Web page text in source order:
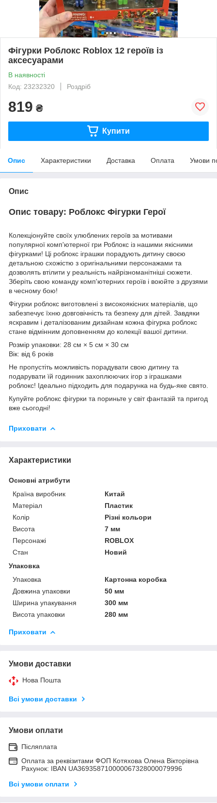
Фігурки Роблокс Roblox 12 героїв із
аксесуарами
В наявності
Код: 23232320
Роздріб
819 ₴
Купити
Опис Характеристики Доставка Оплата Умови
Опис
Опис товару: Роблокс Фігурки Герої
Колекціонуйте своїх улюблених героїв за мотивами
популярної комп'ютерної гри Роблокс із нашими якісними
фігурками! Ці роблокс іграшки порадують дитину своєю
детальною схожістю з оригінальними персонажами та
дозволять втілити у реальність найрізноманітніші сюжети.
Зберіть свою команду комп'ютерних героїв і воюйте з друзями
в чесному бою!
Фігурки роблокс виготовлені з високоякісних матеріалів, що
забезпечує їхню довговічність та безпеку для дітей. Завдяки
яскравим і деталізованим дизайнам кожна фігурка роблокс
стане відмінним доповненням до колекції вашої дитини.
Розмір упаковки: 28 см × 5 см × 30 см
Вік: від 6 років
Не пропустіть можливість порадувати свою дитину та
подарувати їй годинник захоплюючих ігор з іграшками
роблокс! Ідеально підходить для подарунка на будь-яке свято.
Купуйте роблокс фігурки та пориньте у світ фантазій та пригод
вже сьогодні!
Приховати
Характеристики
Основні атрибути
Країна виробник
Китай
Матеріал
Пластик
Колір
Різні кольори
Висота
7 мм
Персонажі
ROBLOX
Стан
Новий
Упаковка
Упаковка
Картонна коробка
Довжина упаковки
50 мм
Ширина упакування
300 мм
Висота упаковки
280 мм
Приховати
Умови доставки
Нова Пошта
Всі умови доставки
Умови оплати
Післяплата
Оплата за реквізитами ФОП Котяхова Олена Вікторівна
Рахунок: IBAN UA369358710000067328000079996
Всі умови оплати